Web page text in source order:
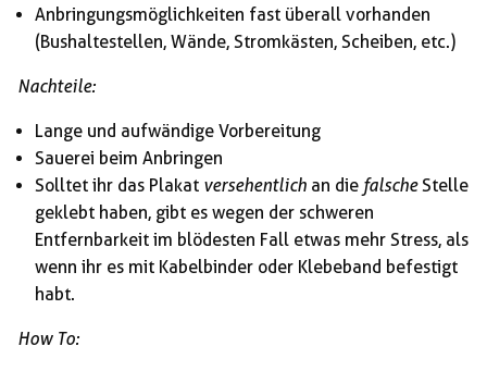
Anbringungsmöglichkeiten fast überall vorhanden
(Bushaltestellen, Wände, Stromkästen, Scheiben, etc.)
Nachteile:
Lange und aufwändige Vorbereitung
Sauerei beim Anbringen
Solltet ihr das Plakat versehentlich an die falscheStelle
geklebt haben, gibt es wegen der schweren
Entfernbarkeit im blödesten Fall etwas mehr Stress, als
wenn ihr es mit Kabelbinder oder Klebeband befestigt
habt.
How To: